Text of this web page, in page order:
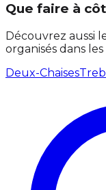
Que faire à
Découvrez aussi
organisés dans
Deux-Chaises